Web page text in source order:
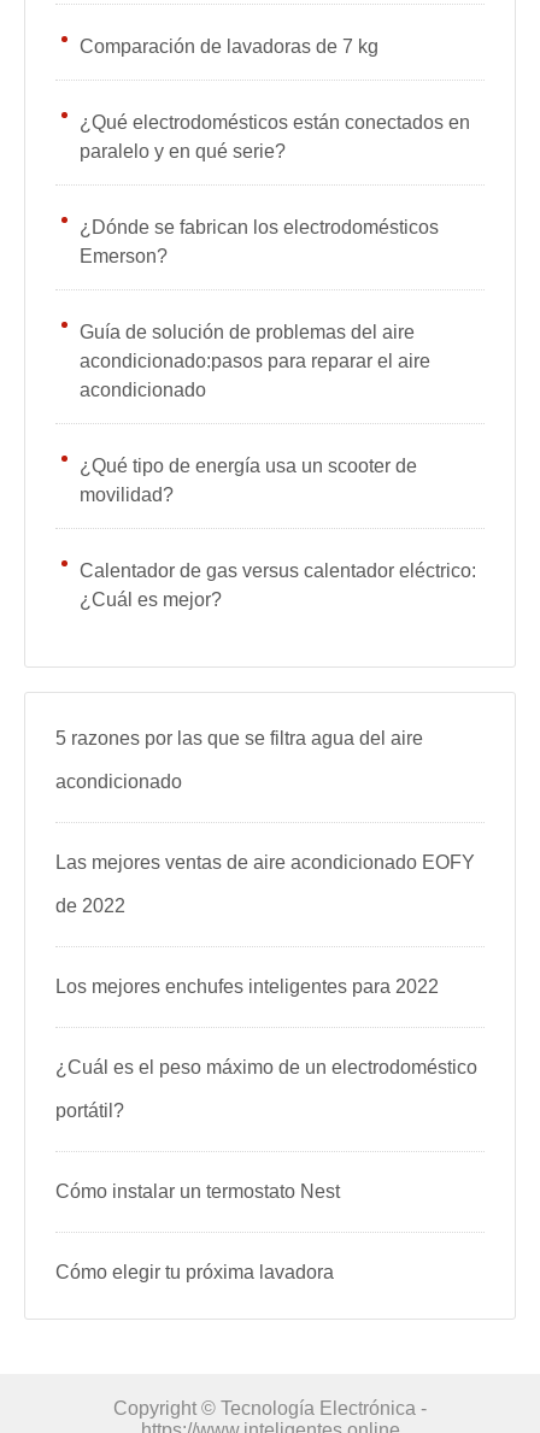
Comparación de lavadoras de 7 kg
¿Qué electrodomésticos están conectados en
paralelo y en qué serie?
¿Dónde se fabrican los electrodomésticos
Emerson?
Guía de solución de problemas del aire
acondicionado:pasos para reparar el aire
acondicionado
¿Qué tipo de energía usa un scooter de
movilidad?
Calentador de gas versus calentador eléctrico:
¿Cuál es mejor?
5 razones por las que se filtra agua del aire
acondicionado
Las mejores ventas de aire acondicionado EOFY
de 2022
Los mejores enchufes inteligentes para 2022
¿Cuál es el peso máximo de un electrodoméstico
portátil?
Cómo instalar un termostato Nest
Cómo elegir tu próxima lavadora
Copyright © Tecnología Electrónica -